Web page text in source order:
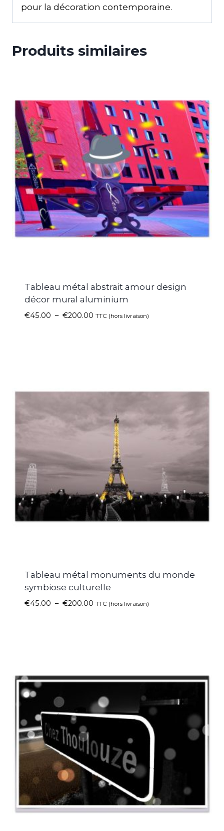
pour la décoration contemporaine.
Produits similaires
Tableau métal abstrait amour design
décor mural aluminium
€45.00 – €200.00 TTC (hors livraison)
Tableau métal monuments du monde
symbiose culturelle
€45.00 – €200.00 TTC (hors livraison)